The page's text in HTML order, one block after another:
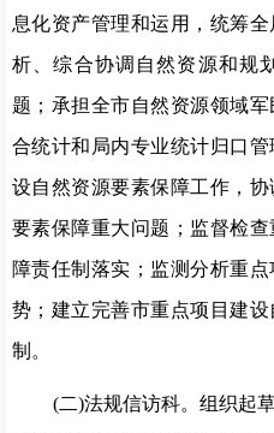
息化资产管理和运用，统筹
析、综合协调自然资源和规
题 ； 承担全市自然资源领域
合统计和局内专业统计归口管
设自然资源要素保障工作，
要素保障重大问题 ； 监督检
障责任制落实 ； 监测分析重
势 ；建立完善市重点项目建
制。
(二)法规信访科。组织起